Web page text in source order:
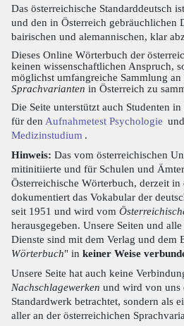
Das österreichische Standarddeutsch
und den in Österreich gebräuchlichen
bairischen und alemannischen, klar
Dieses Online Wörterbuch der
keinen wissenschaftlichen Anspruch,
möglichst umfangreiche Sammlung
Sprachvarianten in Österreich zu
Die Seite unterstützt auch Studenten
für den Aufnahmetest Psychologie
Medizinstudium .
Hinweis: Das vom österreichischen
mitinitiierte und für Schulen und
Österreichische Wörterbuch, derzeit in
dokumentiert das Vokabular der
seit 1951 und wird vom
herausgegeben. Unsere Seiten und
Dienste sind mit dem Verlag und dem
Wörterbuch" in keiner Weise
Unsere Seite hat auch keine
Nachschlagewerken und wird von
Standardwerk betrachtet, sondern als
aller an der österreichichen